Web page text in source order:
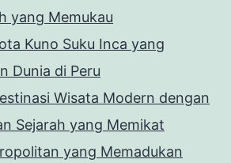
yang Memukau
Kuno Suku Inca yang
Dunia di Peru
Wisata Modern dengan
Sejarah yang Memikat
yang Memadukan